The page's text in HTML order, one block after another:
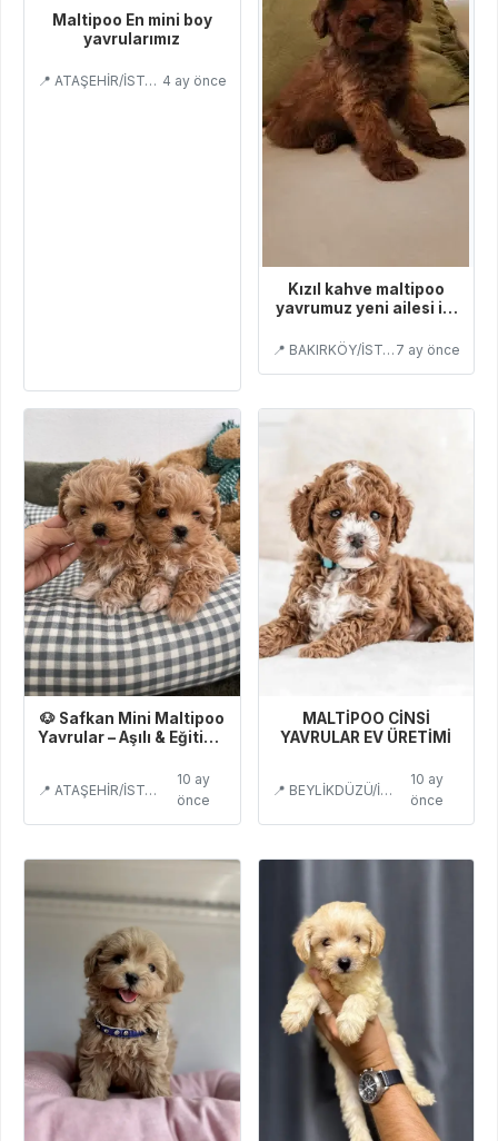
Maltipoo En mini boy
yavrularımız
📍 ATAŞEHİR/İSTANBUL 4 ay önce
Kızıl kahve maltipoo
yavrumuz yeni ailesi ile
📍 BAKIRKÖY/İSTANBUL 7 ay önce
🐶 Safkan Mini Maltipoo
Yavrular – Aşılı & Eğitimli
📍 ATAŞEHİR/İSTANBUL
10 ay
önce
MALTİPOO CİNSİ
YAVRULAR EV ÜRETİMİ
📍 BEYLİKDÜZÜ/İSTANBUL
10 ay
önce